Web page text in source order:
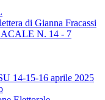
di Gianna Fracassi
N. 14 - 7
14-15-16 aprile 2025